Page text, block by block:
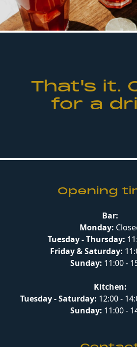
That's it.
for a
Opening
Bar:
Monday:
Tuesday - Thursday:
Friday & Saturday:
Sunday: 11:00 -
Kitchen:
Tuesday - Saturday: 12:00 -
Sunday: 11:00 -